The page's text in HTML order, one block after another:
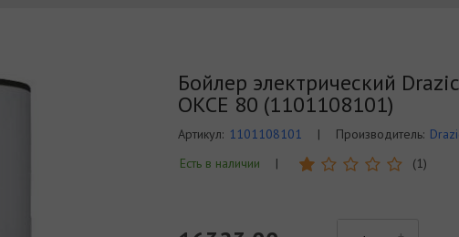
Бойлер электрический
OKCE 80 (1101108101)
Артикул: 1101108101 | Производитель:
Есть в наличии
| (1)